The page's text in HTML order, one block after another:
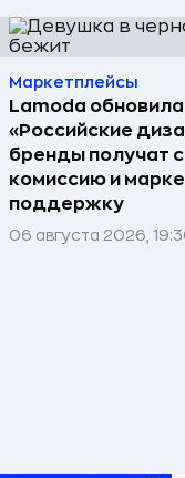
Маркетплейсы
Lamoda
«Российские
бренды получат
комиссию и
поддержку
06 августа 2026,